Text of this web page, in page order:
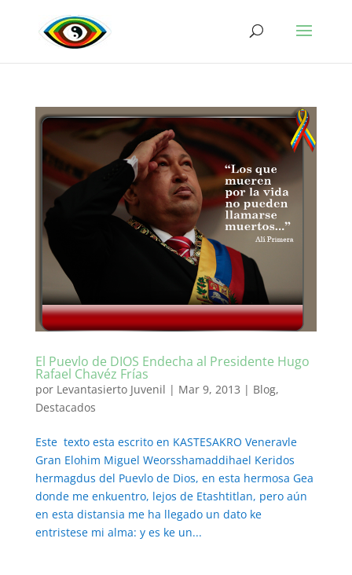
El Puevlo de DIOS Endecha al Presidente Hugo
Rafael Chavéz Frías
por Levantasierto Juvenil | Mar 9, 2013 | Blog,
Destacados
Este texto esta escrito en KASTESAKRO Veneravle
Gran Elohim Miguel Weorsshamaddihael Keridos
hermagdus del Puevlo de Dios, en esta hermosa Gea
donde me enkuentro, lejos de Etashtitlan, pero aún
en esta distansia me ha llegado un dato ke
entristese mi alma: y es ke un...